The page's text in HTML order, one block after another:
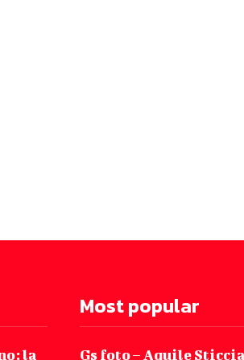
la
Most popular
Gs foto – Aquile